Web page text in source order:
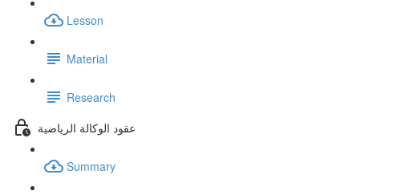
Lesson
Material
Research
عقود الوكالة الرياضية
Summary